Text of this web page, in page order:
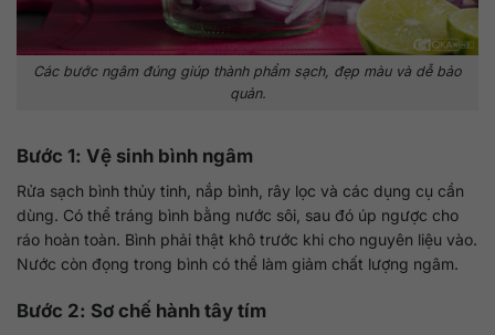
Các bước ngâm đúng giúp thành phẩm sạch, đẹp màu và dễ bảo
quản.
Bước 1: Vệ sinh bình ngâm
Rửa sạch bình thủy tinh, nắp bình, rây lọc và các dụng cụ cần
dùng. Có thể tráng bình bằng nước sôi, sau đó úp ngược cho
ráo hoàn toàn. Bình phải thật khô trước khi cho nguyên liệu vào.
Nước còn đọng trong bình có thể làm giảm chất lượng ngâm.
Bước 2: Sơ chế hành tây tím